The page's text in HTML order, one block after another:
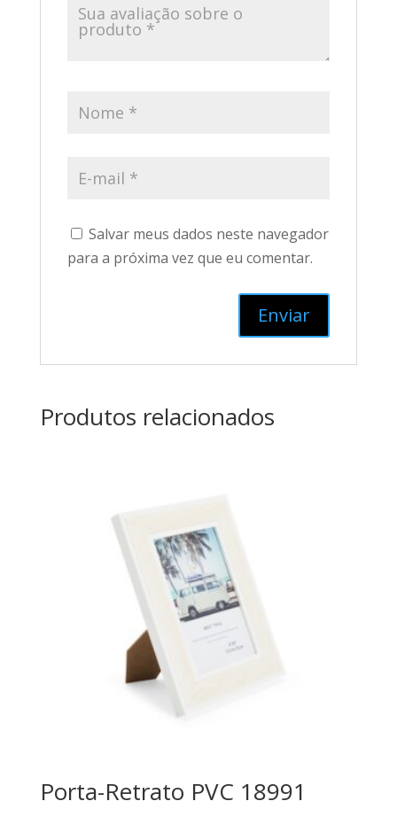
Salvar meus dados neste navegador
para a próxima vez que eu comentar.
Produtos relacionados
Porta-Retrato PVC 18991